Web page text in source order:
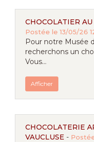
CHOCOLATIER
Postée le 13/05/26
Pour notre Musée
recherchons un
Vous...
Afficher
CHOCOLATERIE
VAUCLUSE -